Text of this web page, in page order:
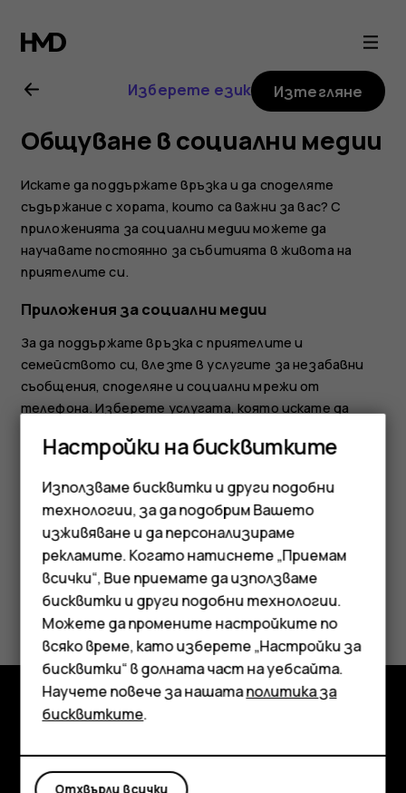
Ръководство
на
потребителя
за
Nokia
8.1
Смартфони
Мобилни телефони
Аксесоари
Таблети
Изберете език Изтегляне
Общуване в социални медии
Искате да поддържате връзка и да споделяте
съдържание с хората, които са важни за вас? С
приложенията за социални медии можете да
научавате постоянно за събитията в живота на
приятелите си.
Приложения за социални медии
За да поддържате връзка с приятелите и
семейството си, влезте в услугите за незабавни
съобщения, споделяне и социални мрежи от
телефона. Изберете услугата, която искате да
социални медии се предлагат вмагазина Google Play
Полезен ли беше този отговор?
Да Не
Информация
Настройки на бисквитките
Използваме бисквитки и други подобни
технологии, за да подобрим Вашето
изживяване и да персонализираме
рекламите. Когато натиснете „Приемам
всички“, Вие приемате да използваме
бисквитки и други подобни технологии.
Можете да промените настройките по
всяко време, като изберете „Настройки за
бисквитки“ в долната част на уебсайта.
Научете повече за нашатаполитика за
бисквитките.
Отхвърли всички